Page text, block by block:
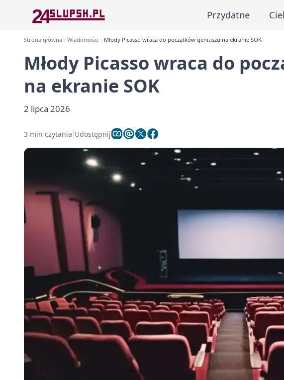
Przydatne
Strona główna Wiadomości Młody Picasso wraca do początków geniuszu na ekranie SOK
Młody Picasso wraca do
na ekranie SOK
2 lipca 2026
3 min czytania Udostępnij